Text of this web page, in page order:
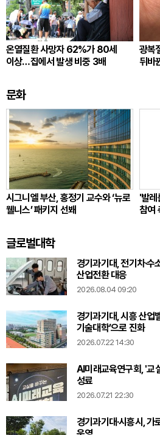
온열질환 사망자 62%가 80세
이상…집에서 발생 비중 3배
광복
뒤바
문화
시그니엘 부산, 홍정기 교수와 ‘뉴로
웰니스’ 패키지 선봬
'발레
참여
글로벌대학
경기과기대, 전기차·수
산업전환 대응
2026.08.04 09:20
경기과기대, 시흥 산업
기술대학’으로 진화
2026.07.22 14:30
AI미래교육연구회, '교
성료
2026.07.21 22:30
경기과기대·시흥시, 가